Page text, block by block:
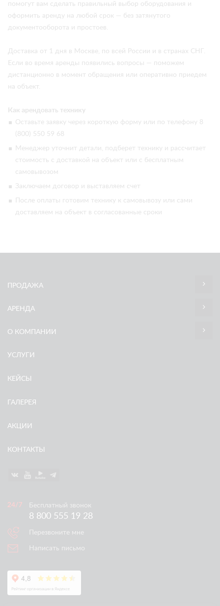
помогут вам сделать правильный выбор оборудования и
оформить аренду на любой срок — без затянутого
документооборота и простоев.
Доставка от 1 дня в Москве, по всей России и в странах СНГ.
Если во время аренды появились вопросы — поможем
дистанционно в момент обращения или оперативно приедем
на объект.
Как арендовать технику
Оставьте заявку через короткую форму или по телефону 8
(800) 550 59 68
Менеджер уточнит детали, подберет технику и рассчитает
стоимость с доставкой на объект или с бесплатным
самовывозом
Заключаем договор и выставляем счет
После оплаты готовим технику к самовывозу или сами
доставляем на объект в согласованные сроки
ПРОДАЖА
АРЕНДА
О КОМПАНИИ
УСЛУГИ
КЕЙСЫ
ГАЛЕРЕЯ
АКЦИИ
КОНТАКТЫ
Бесплатный звонок
8 800 555 19 28
Перезвоните мне
Написать письмо